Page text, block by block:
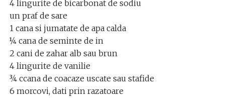
4 lingurite de bicarbonat de sodiu
un praf de sare
1 cana si jumatate de apa calda
¼ cana de seminte de in
2 cani de zahar alb sau brun
4 lingurite de vanilie
¾ ccana de coacaze uscate sau stafide
6 morcovi, dati prin razatoare